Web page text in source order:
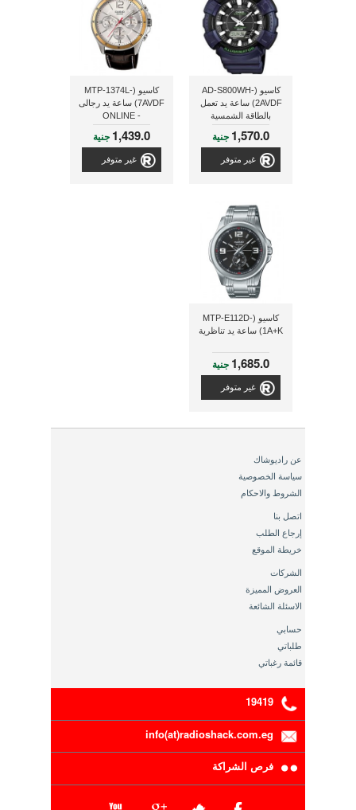
كاسيو (AD-S800WH-
2AVDF) ساعة يد تعمل
بالطاقة الشمسية
1,570.0 جنية
غير متوفر
كاسيو (MTP-1374L-
7AVDF) ساعة يد رجالى
- ONLINE
1,439.0 جنية
غير متوفر
كاسيو (MTP-E112D-
1A+K) ساعة يد تناظرية
1,685.0 جنية
غير متوفر
عن راديوشاك
سياسة الخصوصية
الشروط والاحكام
اتصل بنا
إرجاع الطلب
خريطة الموقع
الشركات
العروض المميزة
الاسئلة الشائعة
حسابي
طلباتي
قائمة رغباتي
19419
info(at)radioshack.com.eg
فرص الشراكة